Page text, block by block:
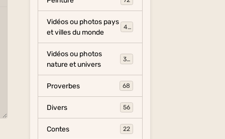
Vidéos ou photos pays
et villes du monde
454
Vidéos ou photos
nature et univers
325
Proverbes 68
Divers 56
Contes 22